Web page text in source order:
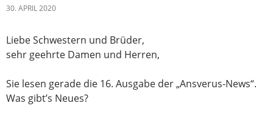
30. APRIL 2020
Liebe Schwestern und Brüder,
sehr geehrte Damen und Herren,
Sie lesen gerade die 16. Ausgabe der „Ansverus-News“.
Was gibt’s Neues?